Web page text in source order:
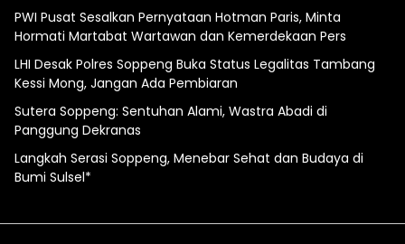
PWI Pusat Sesalkan Pernyataan Hotman Paris, Minta
Hormati Martabat Wartawan dan Kemerdekaan Pers
LHI Desak Polres Soppeng Buka Status Legalitas Tambang
Kessi Mong, Jangan Ada Pembiaran
Sutera Soppeng: Sentuhan Alami, Wastra Abadi di
Panggung Dekranas
Langkah Serasi Soppeng, Menebar Sehat dan Budaya di
Bumi Sulsel*